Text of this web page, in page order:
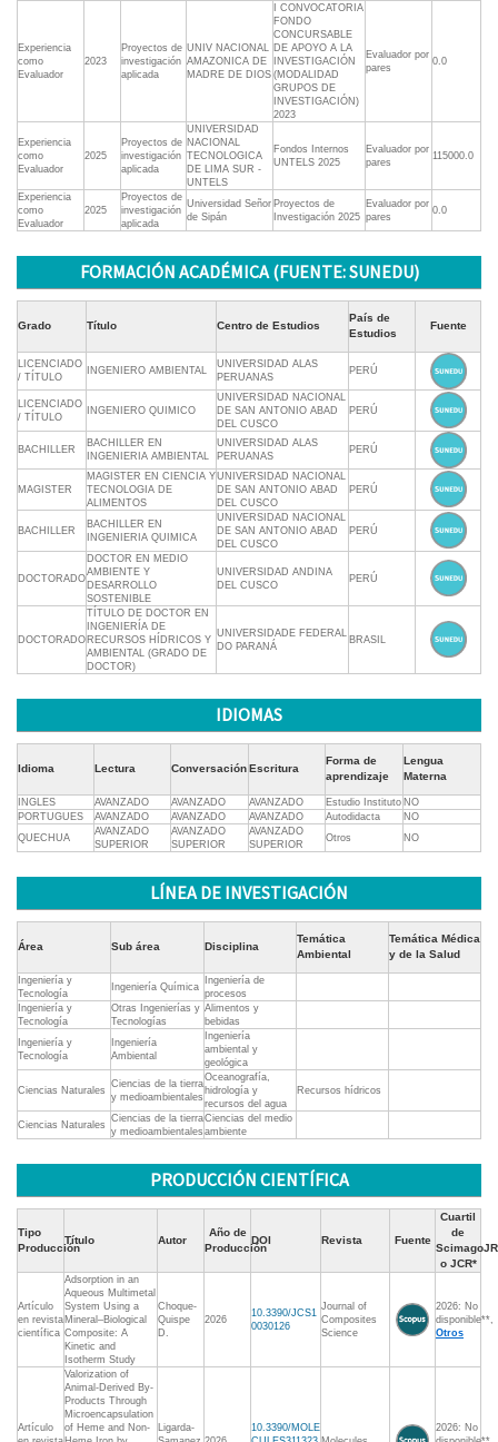
Experiencia
como
Evaluador
2023
Proyectos de
investigación
aplicada
UNIV NACIONAL
AMAZONICA DE
MADRE DE DIOS
I CONVOCATORIA
FONDO
CONCURSABLE
DE APOYO A LA
INVESTIGACIÓN
(MODALIDAD
GRUPOS DE
INVESTIGACIÓN)
2023
Evaluador por
pares
0.0
Experiencia
como
Evaluador
2025
Proyectos de
investigación
aplicada
UNIVERSIDAD
NACIONAL
TECNOLOGICA
DE LIMA SUR -
UNTELS
Fondos Internos
UNTELS 2025
Evaluador por
pares
115000.0
Experiencia
como
Evaluador
2025
Proyectos de
investigación
aplicada
Universidad Señor
de Sipán
Proyectos de
Investigación 2025
Evaluador por
pares
0.0
FORMACIÓN ACADÉMICA (FUENTE: SUNEDU)
Grado Título Centro de Estudios
País de
Estudios
Fuente
LICENCIADO
/ TÍTULO
INGENIERO AMBIENTAL
UNIVERSIDAD ALAS
PERUANAS
PERÚ
LICENCIADO
/ TÍTULO
INGENIERO QUIMICO
UNIVERSIDAD NACIONAL
DE SAN ANTONIO ABAD
DEL CUSCO
PERÚ
BACHILLER
BACHILLER EN
INGENIERIA AMBIENTAL
UNIVERSIDAD ALAS
PERUANAS
PERÚ
MAGISTER
MAGISTER EN CIENCIA Y
TECNOLOGIA DE
ALIMENTOS
UNIVERSIDAD NACIONAL
DE SAN ANTONIO ABAD
DEL CUSCO
PERÚ
BACHILLER
BACHILLER EN
INGENIERIA QUIMICA
UNIVERSIDAD NACIONAL
DE SAN ANTONIO ABAD
DEL CUSCO
PERÚ
DOCTORADO
DOCTOR EN MEDIO
AMBIENTE Y
DESARROLLO
SOSTENIBLE
UNIVERSIDAD ANDINA
DEL CUSCO
PERÚ
DOCTORADO
TÍTULO DE DOCTOR EN
INGENIERÍA DE
RECURSOS HÍDRICOS Y
AMBIENTAL (GRADO DE
DOCTOR)
UNIVERSIDADE FEDERAL
DO PARANÁ
BRASIL
IDIOMAS
Idioma Lectura ConversaciónEscritura
Forma de
aprendizaje
Lengua
Materna
INGLES AVANZADO AVANZADO AVANZADO Estudio Instituto NO
PORTUGUES
AVANZADO AVANZADO AVANZADO Autodidacta
NO
QUECHUA
AVANZADO
SUPERIOR
AVANZADO
SUPERIOR
AVANZADO
SUPERIOR
Otros NO
LÍNEA DE INVESTIGACIÓN
Área Sub área Disciplina
Temática
Ambiental
Temática Médica
y de la Salud
Ingeniería y
Tecnología
Ingeniería Química
Ingeniería de
procesos
Ingeniería y
Tecnología
Otras Ingenierías y
Tecnologías
Alimentos y
bebidas
Ingeniería y
Tecnología
Ingeniería
Ambiental
Ingeniería
ambiental y
geológica
Ciencias Naturales
Ciencias de la tierra
y medioambientales
Oceanografía,
hidrología y
recursos del agua
Recursos hídricos
Ciencias Naturales
Ciencias de la tierra
y medioambientales
Ciencias del medio
ambiente
PRODUCCIÓN CIENTÍFICA
Tipo
Producción
Título Autor
Año de
Producción
DOI Revista Fuente
Cuartil
de
ScimagoJR
o JCR*
Artículo
en revista
científica
Adsorption in an
Aqueous Multimetal
System Using a
Mineral–Biological
Composite: A
Kinetic and
Isotherm Study
Choque-
Quispe
D.
2026
10.3390/JCS1
0030126
Journal of
Composites
Science
2026: No
disponible**,
Otros
Artículo
Valorization of
Animal-Derived By-
Products Through
Microencapsulation
of Heme and Non-
Ligarda-
10.3390/MOLE
2026: No